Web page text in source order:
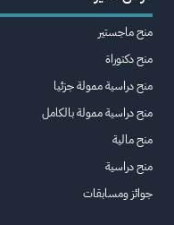
منح ماجستير
منح دكتوراة
منح دراسية ممولة جزئيا
منح دراسية ممولة بالكامل
منح مالية
منح دراسية
جوائز ومسابقات